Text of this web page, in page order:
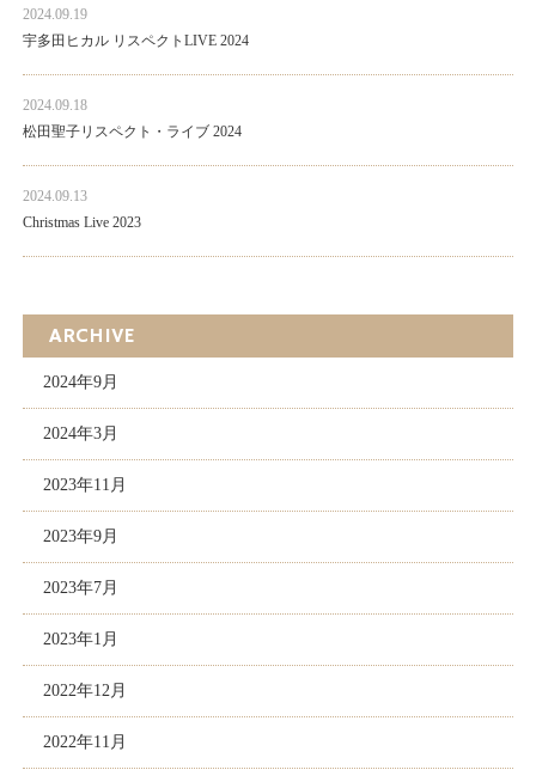
2024.09.19
宇多田ヒカル リスペクトLIVE 2024
2024.09.18
松田聖子リスペクト・ライブ 2024
2024.09.13
Christmas Live 2023
ARCHIVE
2024年9月
2024年3月
2023年11月
2023年9月
2023年7月
2023年1月
2022年12月
2022年11月